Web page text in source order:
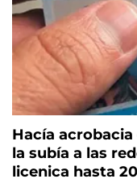
Hacía
la subía a las
licenica hasta